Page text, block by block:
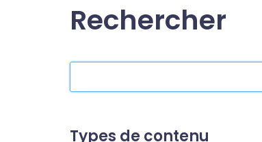
Rechercher
site
Types de contenu